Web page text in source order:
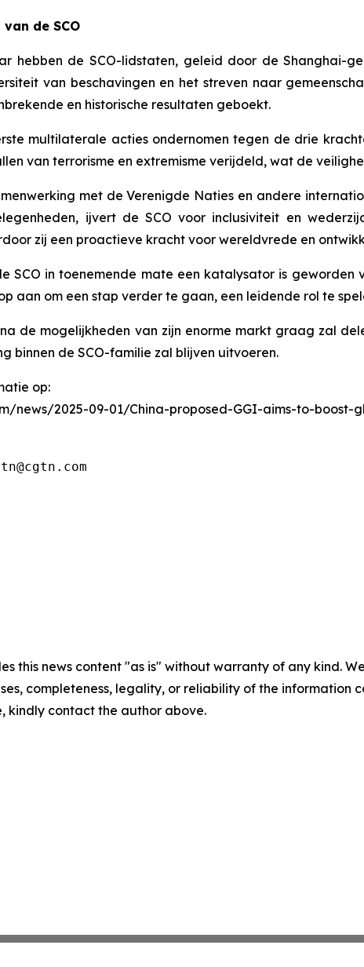
de SCO
hebben de SCO-lidstaten, geleid door de Shanghai-
van beschavingen en het streven naar
en historische resultaten geboekt.
multilaterale acties ondernomen tegen de drie
van terrorisme en extremisme verijdeld, wat de
met de Verenigde Naties en andere
ijvert de SCO voor inclusiviteit en
zij een proactieve kracht voor wereldvrede en
SCO in toenemende mate een katalysator is
aan om een stap verder te gaan, een leidende rol te
de mogelijkheden van zijn enorme markt graag zal
binnen de SCO-familie zal blijven uitvoeren.
op:
news/2025-09-01/China-proposed-GGI-aims-to-boost-
this news content "as is" without warranty of any kind.
completeness, legality, or reliability of the
kindly contact the author above.